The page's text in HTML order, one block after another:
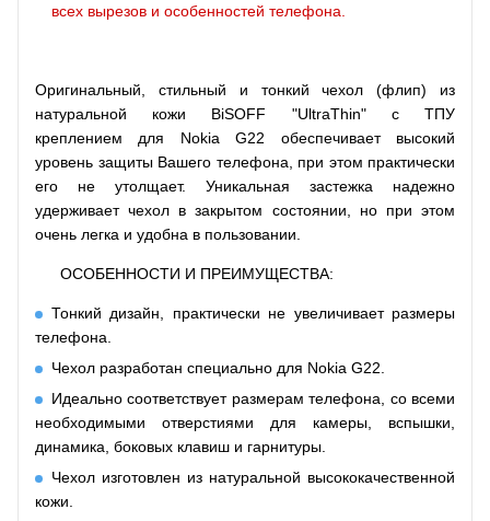
всех вырезов и особенностей телефона.
Оригинальный, стильный и тонкий чехол (флип) из
натуральной кожи BiSOFF "UltraThin" с ТПУ
креплением для Nokia G22 обеспечивает высокий
уровень защиты Вашего телефона, при этом практически
его не утолщает. Уникальная застежка надежно
удерживает чехол в закрытом состоянии, но при этом
очень легка и удобна в пользовании.
ОСОБЕННОСТИ И ПРЕИМУЩЕСТВА:
Тонкий дизайн, практически не увеличивает размеры
телефона.
Чехол разработан специально для Nokia G22.
Идеально соответствует размерам телефона, со всеми
необходимыми отверстиями для камеры, вспышки,
динамика, боковых клавиш и гарнитуры.
Чехол изготовлен из натуральной высококачественной
кожи.